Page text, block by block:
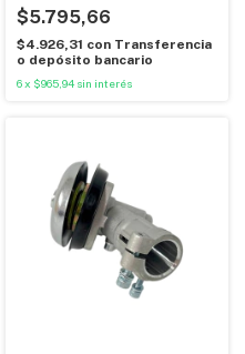
$5.795,66
$4.926,31 con Transferencia
o depósito bancario
6 x $965,94 sin interés